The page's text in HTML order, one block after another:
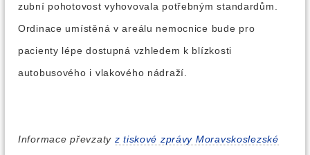
zubní pohotovost vyhovovala potřebným standardům.
Ordinace umístěná v areálu nemocnice bude pro
pacienty lépe dostupná vzhledem k blízkosti
autobusového i vlakového nádraží.
Informace převzaty z tiskové zprávy Moravskoslezské